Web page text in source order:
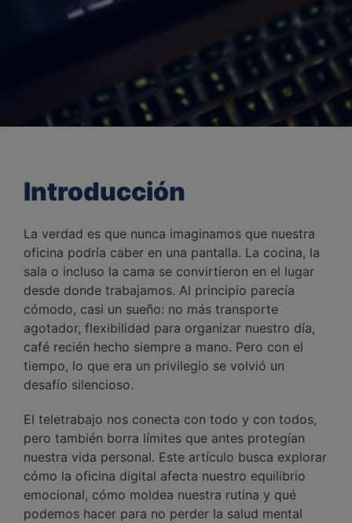
Introducción
La verdad es que nunca imaginamos que nuestra
oficina podría caber en una pantalla. La cocina, la
sala o incluso la cama se convirtieron en el lugar
desde donde trabajamos. Al principio parecía
cómodo, casi un sueño: no más transporte
agotador, flexibilidad para organizar nuestro día,
café recién hecho siempre a mano. Pero con el
tiempo, lo que era un privilegio se volvió un
desafío silencioso.
El teletrabajo nos conecta con todo y con todos,
pero también borra límites que antes protegían
nuestra vida personal. Este artículo busca explorar
cómo la oficina digital afecta nuestro equilibrio
emocional, cómo moldea nuestra rutina y qué
podemos hacer para no perder la salud mental